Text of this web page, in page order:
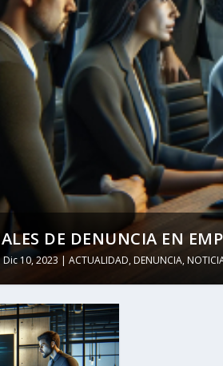
DE DENUNCIA EN
Dic 10, 2023 |ACTUALIDAD,DENUNCIA,